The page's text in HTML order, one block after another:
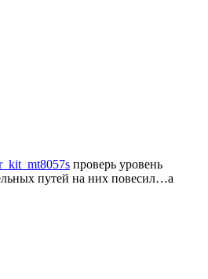
проверь уровень
путей на них повесил…а